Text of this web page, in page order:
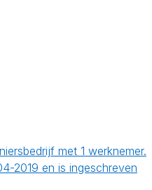
met 1 werknemer.
2019 en is ingeschreven